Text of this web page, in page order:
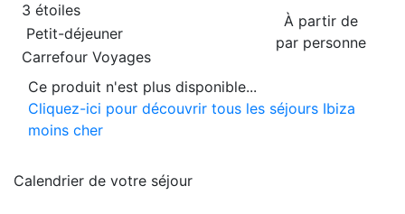
À partir de
par personne
3 étoiles
Petit-déjeuner
Carrefour Voyages
Ce produit n'est plus disponible...
Cliquez-ici pour découvrir tous les séjours Ibiza
moins cher
Calendrier de votre séjour